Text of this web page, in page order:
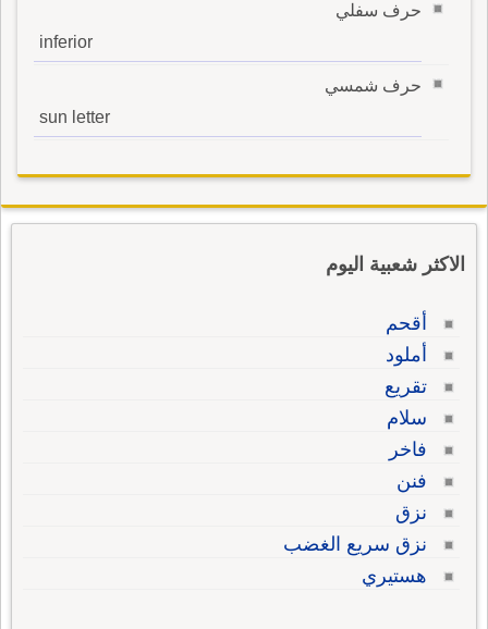
حرف سفلي
inferior
حرف شمسي
sun letter
الاكثر شعبية اليوم
أقحم
أملود
تقريع
سلام
فاخر
فنن
نزق
نزق سريع الغضب
هستيري